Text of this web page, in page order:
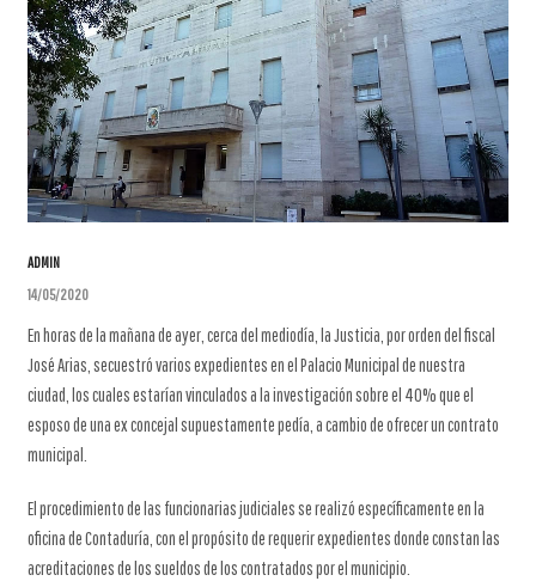
ADMIN
14/05/2020
En horas de la mañana de ayer, cerca del mediodía, la Justicia, por orden del fiscal
José Arias, secuestró varios expedientes en el Palacio Municipal de nuestra
ciudad, los cuales estarían vinculados a la investigación sobre el 40% que el
esposo de una ex concejal supuestamente pedía, a cambio de ofrecer un contrato
municipal.
El procedimiento de las funcionarias judiciales se realizó específicamente en la
oficina de Contaduría, con el propósito de requerir expedientes donde constan las
acreditaciones de los sueldos de los contratados por el municipio.